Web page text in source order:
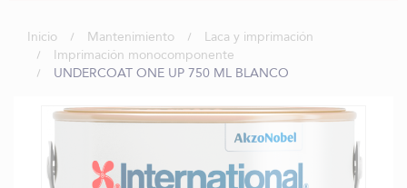
Inicio Mantenimiento
Laca y imprimación
Imprimación monocomponente
UNDERCOAT ONE UP 750 ML BLANCO
Saltar
final
de